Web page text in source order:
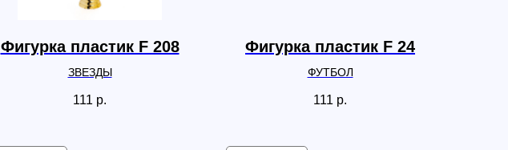
Фигурка пластик F 208
ЗВЕЗДЫ
111 р.
Фигурка пластик F 24
ФУТБОЛ
111 р.